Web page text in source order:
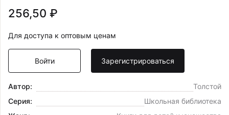
256,50 ₽
Для доступа к оптовым ценам
Войти Зарегистрироваться
Автор:
Толстой
Серия:
Школьная библиотека